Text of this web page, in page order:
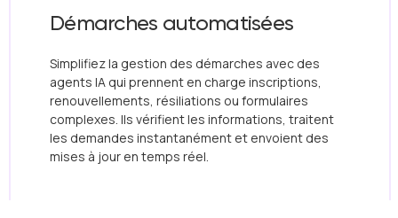
Démarches automatisées
Simplifiez la gestion des démarches avec des
agents IA qui prennent en charge inscriptions,
renouvellements, résiliations ou formulaires
complexes. Ils vérifient les informations, traitent
les demandes instantanément et envoient des
mises à jour en temps réel.